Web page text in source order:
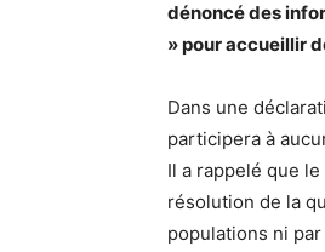
dénoncé des
» pour accueillir
Dans une
participera à
Il a rappelé que
résolution de la
populations ni